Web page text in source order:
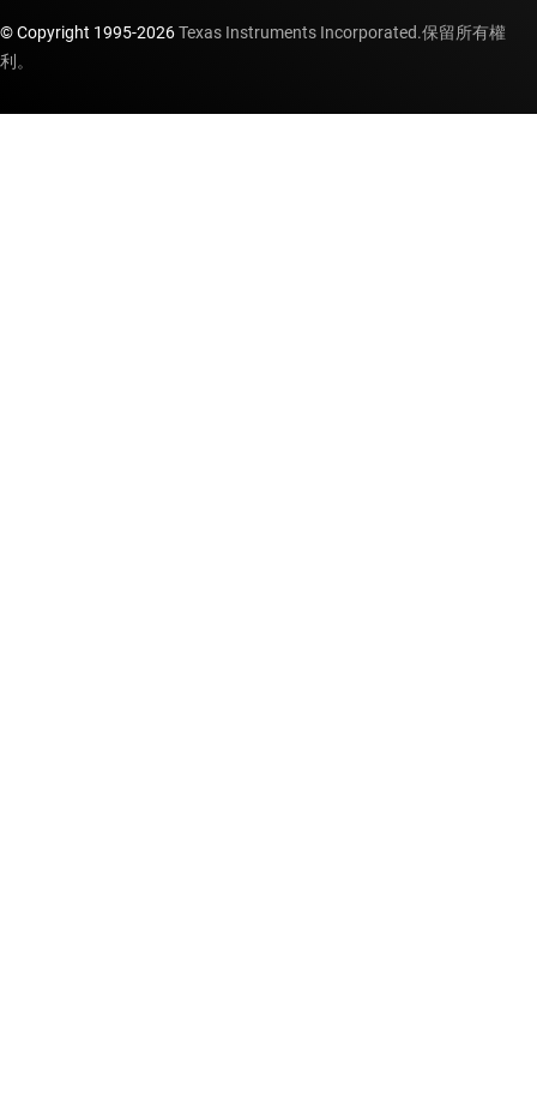
© Copyright 1995-2026Texas Instruments Incorporated.保留所有權
利。